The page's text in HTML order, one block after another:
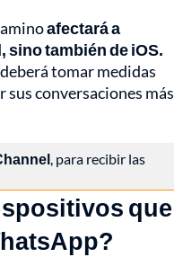
afectará a
sino también de iOS.
tomar medidas
conversaciones más
, para recibir las
que